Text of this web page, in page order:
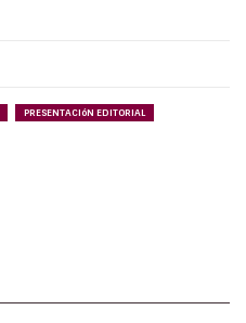
PRESENTACIóN EDITORIAL